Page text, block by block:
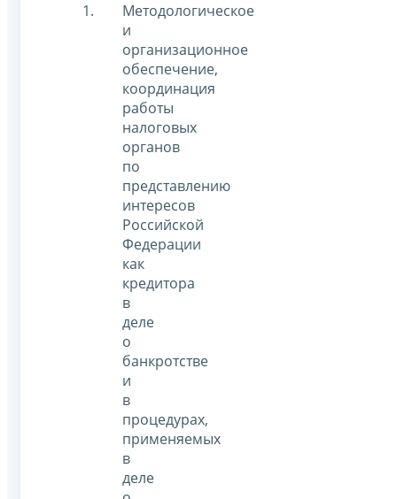
Методологическое
и
организационное
обеспечение,
координация
работы
налоговых
органов
по
представлению
интересов
Российской
Федерации
как
кредитора
в
деле
о
банкротстве
и
в
процедурах,
применяемых
в
деле